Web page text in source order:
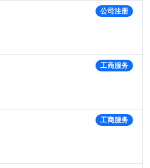
公司注册
工商服务
工商服务